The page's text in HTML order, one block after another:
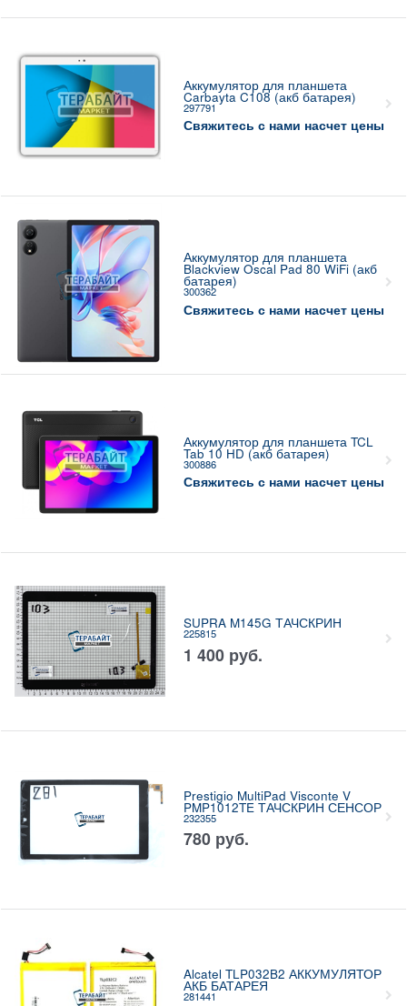
Аккумулятор для планшета
Carbayta C108 (акб батарея)
297791
Свяжитесь с нами насчет цены
Аккумулятор для планшета
Blackview Oscal Pad 80 WiFi (акб
батарея)
300362
Свяжитесь с нами насчет цены
Аккумулятор для планшета TCL
Tab 10 HD (акб батарея)
300886
Свяжитесь с нами насчет цены
SUPRA M145G ТАЧСКРИН
225815
1 400 руб.
Prestigio MultiPad Visconte V
PMP1012TE ТАЧСКРИН СЕНСОР
232355
780 руб.
Alcatel TLP032B2 АККУМУЛЯТОР
АКБ БАТАРЕЯ
281441